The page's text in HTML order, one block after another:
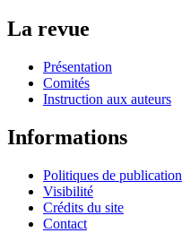
La revue
Présentation
Comités
Instruction aux auteurs
Informations
Politiques de publication
Visibilité
Crédits du site
Contact